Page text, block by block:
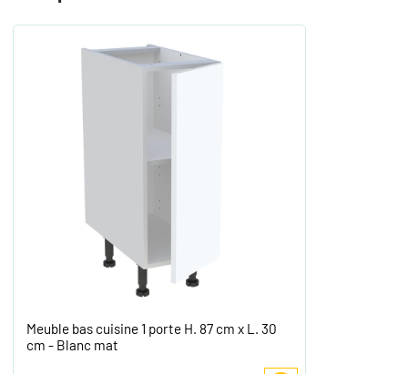
Meuble bas cuisine 1 porte H. 87 cm x L. 30
cm - Blanc mat